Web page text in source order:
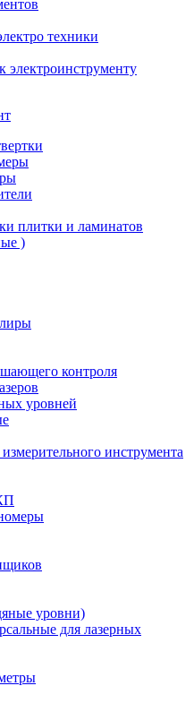
техники
электроинструменту
плитки и ламинатов
)
контроля
уровней
инструмента
уровни)
для лазерных